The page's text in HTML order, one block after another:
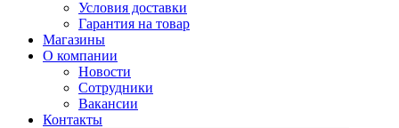
Условия доставки
Гарантия на товар
Магазины
О компании
Новости
Сотрудники
Вакансии
Контакты